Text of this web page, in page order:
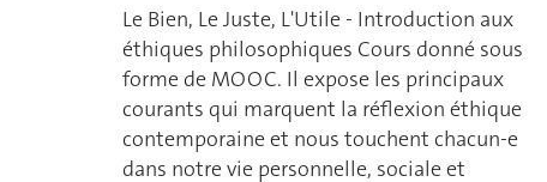
Le Bien, Le Juste, L'Utile - Introduction aux
éthiques philosophiques Cours donné sous
forme de MOOC. Il expose les principaux
courants qui marquent la réflexion éthique
contemporaine et nous touchent chacun-e
dans notre vie personnelle, sociale et